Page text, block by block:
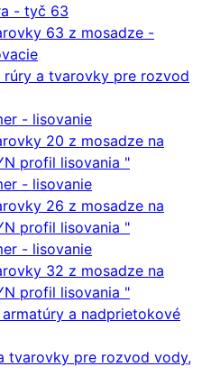
- tyč 63
63 z mosadze -
rúry a tvarovky pre rozvod
- lisovanie
20 z mosadze na
profil lisovania "
- lisovanie
26 z mosadze na
profil lisovania "
- lisovanie
32 z mosadze na
profil lisovania "
a nadprietokové
tvarovky pre rozvod vody,